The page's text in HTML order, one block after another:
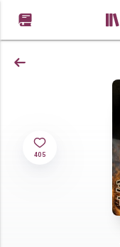
405